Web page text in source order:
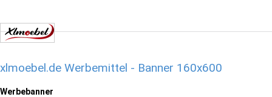
xlmoebel.de Werbemittel - Banner 160x600
Werbebanner